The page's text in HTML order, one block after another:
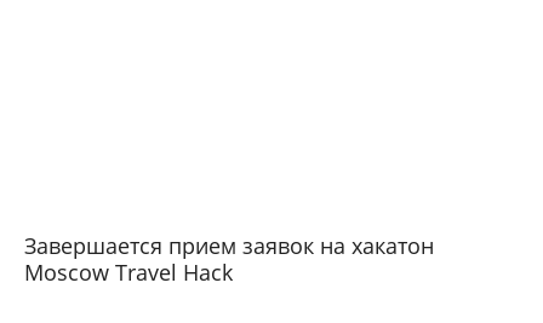
Завершается прием заявок на хакатон
Moscow Travel Hack